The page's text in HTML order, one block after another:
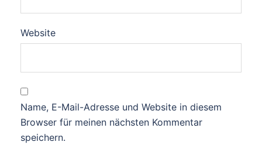
Website
Name, E-Mail-Adresse und Website in diesem
Browser für meinen nächsten Kommentar
speichern.